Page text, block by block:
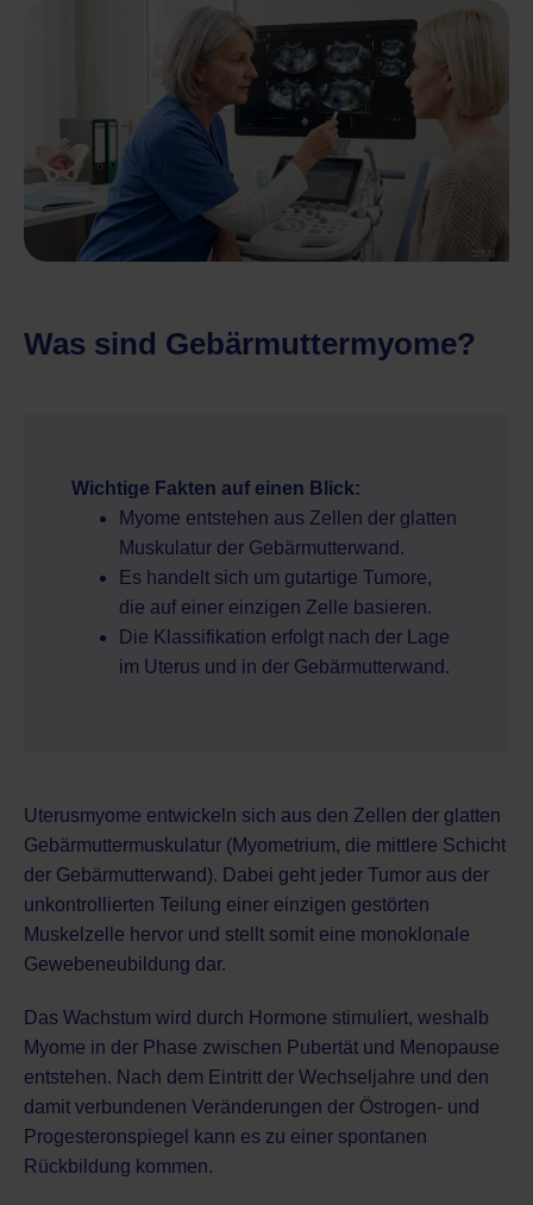
Was sind Gebärmuttermyome?
Wichtige Fakten auf einen Blick:
Myome entstehen aus Zellen der glatten
Muskulatur der Gebärmutterwand.
Es handelt sich um gutartige Tumore,
die auf einer einzigen Zelle basieren.
Die Klassifikation erfolgt nach der Lage
im Uterus und in der Gebärmutterwand.
Uterusmyome entwickeln sich aus den Zellen der glatten
Gebärmuttermuskulatur (Myometrium, die mittlere Schicht
der Gebärmutterwand). Dabei geht jeder Tumor aus der
unkontrollierten Teilung einer einzigen gestörten
Muskelzelle hervor und stellt somit eine monoklonale
Gewebeneubildung dar.
Das Wachstum wird durch Hormone stimuliert, weshalb
Myome in der Phase zwischen Pubertät und Menopause
entstehen. Nach dem Eintritt der Wechseljahre und den
damit verbundenen Veränderungen der Östrogen- und
Progesteronspiegel kann es zu einer spontanen
Rückbildung kommen.